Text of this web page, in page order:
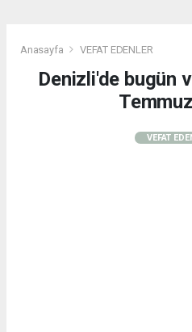
Anasayfa VEFAT EDENLER
Denizli'de bugün
VEFAT